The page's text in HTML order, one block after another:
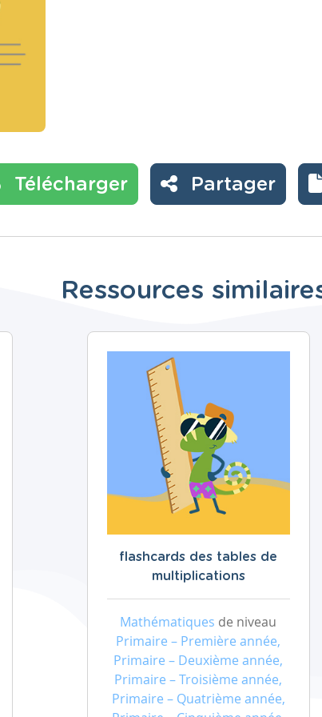
Télécharger Partager
Ressources
flashcards des tables de
multiplications
Mathématiques de niveau
Primaire – Première année,
Primaire – Deuxième année,
Primaire – Troisième année,
Primaire – Quatrième année,